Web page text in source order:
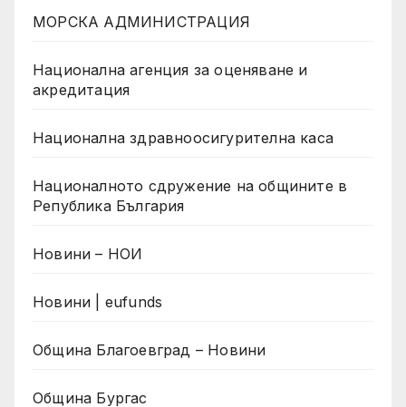
МОРСКА АДМИНИСТРАЦИЯ
Национална агенция за оценяване и
акредитация
Национална здравноосигурителна каса
Националното сдружение на общините в
Република България
Новини – НОИ
Новини | eufunds
Община Благоевград – Новини
Община Бургас